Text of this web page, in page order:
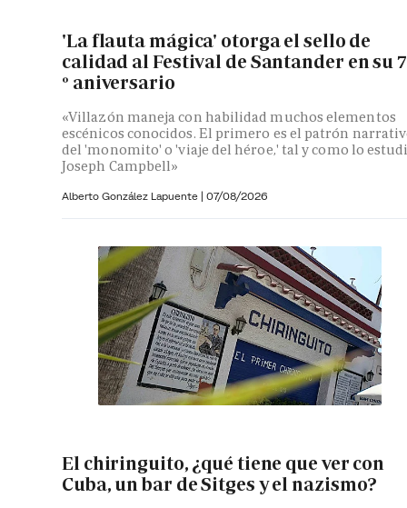
'La flauta mágica' otorga el sello de
calidad al Festival de Santander en su
º aniversario
«Villazón maneja con habilidad muchos elementos
escénicos conocidos. El primero es el patrón
del 'monomito' o 'viaje del héroe,' tal y como lo
Joseph Campbell»
Alberto González Lapuente | 07/08/2026
El chiringuito, ¿qué tiene que ver con
Cuba, un bar de Sitges y el nazismo?